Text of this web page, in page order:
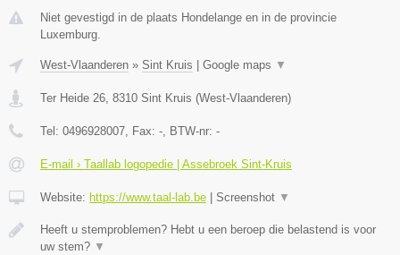
Niet gevestigd in de plaats Hondelange en in de provincie
Luxemburg.
West-Vlaanderen » Sint Kruis Google maps ▼
Ter Heide 26, 8310 Sint Kruis (West-Vlaanderen)
Tel: 0496928007, Fax: -, BTW-nr: -
E-mail › Taallab logopedie | Assebroek Sint-Kruis
Website: https://www.taal-lab.be Screenshot ▼
Heeft u stemproblemen? Hebt u een beroep die belastend is voor
uw stem? ▼